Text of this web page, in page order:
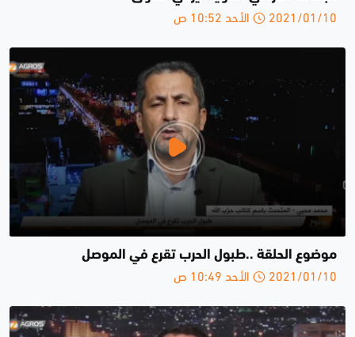
2021/01/10 الأحد 10:52 ص
موضوع الحلقة ..طبول الحرب تقرع في الموصل
2021/01/10 الأحد 10:49 ص